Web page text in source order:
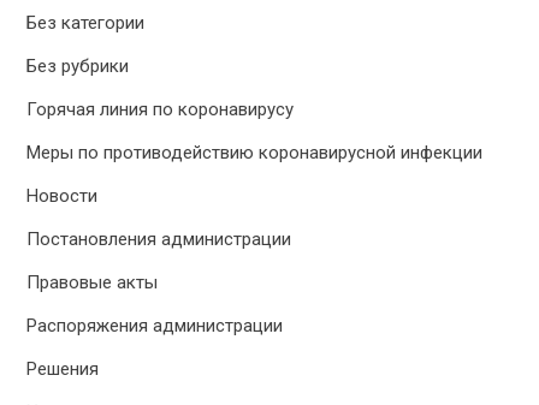
Без категории
Без рубрики
Горячая линия по коронавирусу
Меры по противодействию коронавирусной инфекции
Новости
Постановления администрации
Правовые акты
Распоряжения администрации
Решения